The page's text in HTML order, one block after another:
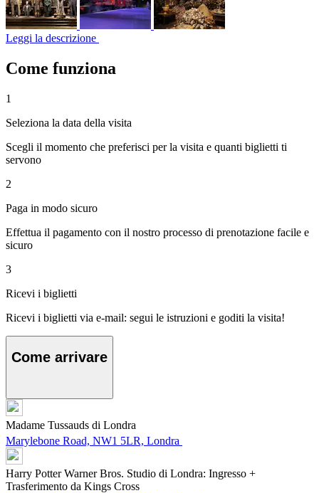
Leggi la descrizione
Come funziona
1
Seleziona la data della visita
Scegli il momento che preferisci per la visita e quanti biglietti ti
servono
2
Paga in modo sicuro
Effettua il pagamento con il nostro processo di prenotazione facile e
sicuro
3
Ricevi i biglietti
Ricevi i biglietti via e-mail: segui le istruzioni e goditi la visita!
Come arrivare
Madame Tussauds di Londra
Marylebone Road, NW1 5LR, Londra
Harry Potter Warner Bros. Studio di Londra: Ingresso +
Trasferimento da Kings Cross